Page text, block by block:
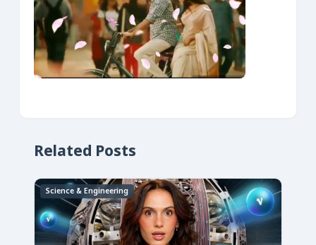
Related Posts
Science & Engineering